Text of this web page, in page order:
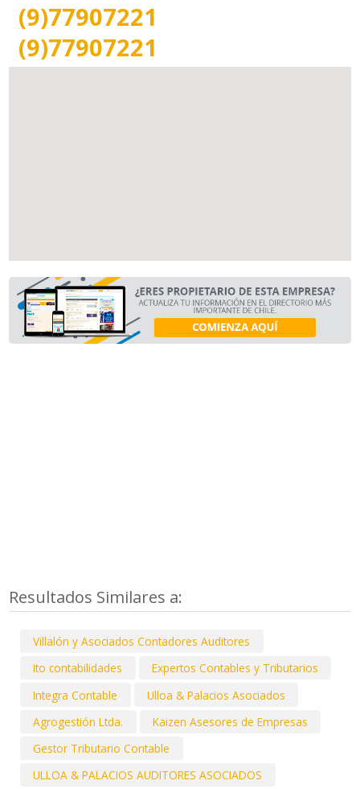
(9)77907221
(9)77907221
Resultados Similares a:
Villalón y Asociados Contadores Auditores
Ito contabilidades
Expertos Contables y Tributarios
Integra Contable
Ulloa & Palacios Asociados
Agrogestión Ltda.
Kaizen Asesores de Empresas
Gestor Tributario Contable
ULLOA & PALACIOS AUDITORES ASOCIADOS